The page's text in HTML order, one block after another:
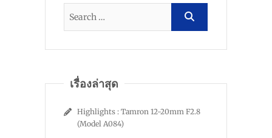
เรื่องล่าสุด
Highlights : Tamron 12-20mm F2.8
(Model A084)